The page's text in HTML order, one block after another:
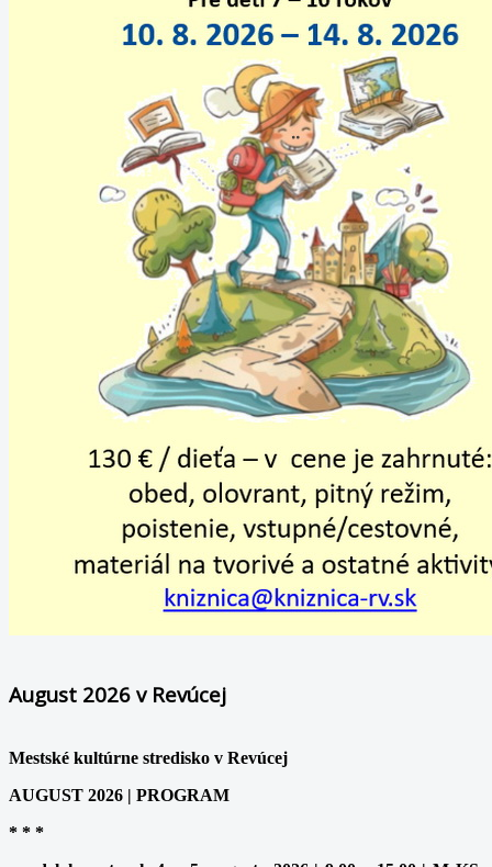
August 2026 v Revúcej
Mestské kultúrne stredisko v Revúcej
AUGUST 2026 | PROGRAM
* * *